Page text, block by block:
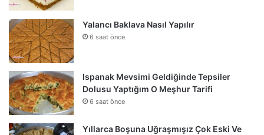
Yalancı Baklava Nasıl Yapılır
6 saat önce
Ispanak Mevsimi Geldiğinde Tepsiler
Dolusu Yaptığım O Meşhur Tarifi
6 saat önce
Yıllarca Boşuna Uğraşmışız Çok Eski Ve